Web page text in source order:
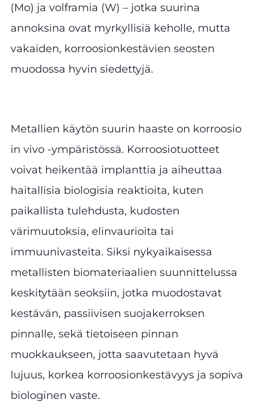
(Mo) ja volframia (W) – jotka suurina
annoksina ovat myrkyllisiä keholle, mutta
vakaiden, korroosionkestävien seosten
muodossa hyvin siedettyjä.
Metallien käytön suurin haaste on korroosio
in vivo -ympäristössä. Korroosiotuotteet
voivat heikentää implanttia ja aiheuttaa
haitallisia biologisia reaktioita, kuten
paikallista tulehdusta, kudosten
värimuutoksia, elinvaurioita tai
immuunivasteita. Siksi nykyaikaisessa
metallisten biomateriaalien suunnittelussa
keskitytään seoksiin, jotka muodostavat
kestävän, passiivisen suojakerroksen
pinnalle, sekä tietoiseen pinnan
muokkaukseen, jotta saavutetaan hyvä
lujuus, korkea korroosionkestävyys ja sopiva
biologinen vaste.